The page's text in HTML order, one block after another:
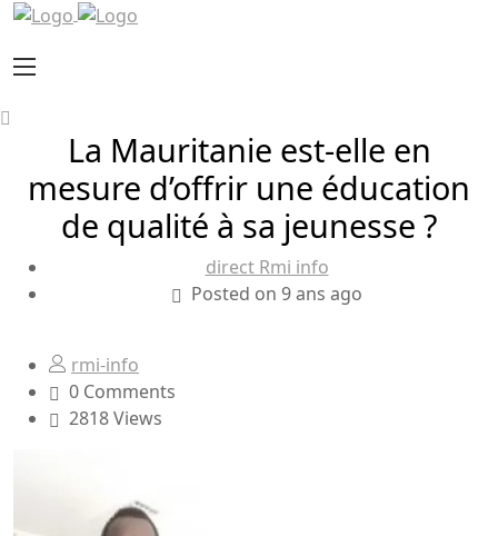
La Mauritanie est-elle en
mesure d’offrir une éducation
de qualité à sa jeunesse ?
direct Rmi info
Posted on 9 ans ago
rmi-info
0 Comments
2818 Views